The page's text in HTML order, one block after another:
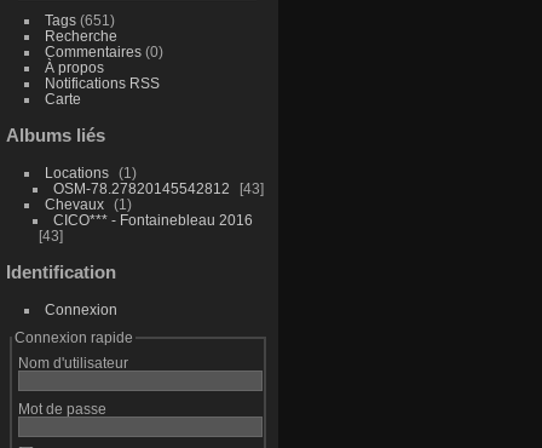
Tags(651)
Recherche
Commentaires(0)
À propos
Notifications RSS
Carte
Albums liés
Locations
1
OSM-78.27820145542812
43
Chevaux
1
CICO*** - Fontainebleau 2016
43
Identification
Connexion
Connexion rapide
Nom d'utilisateur
Mot de passe